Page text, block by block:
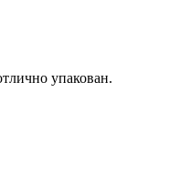
упакован.